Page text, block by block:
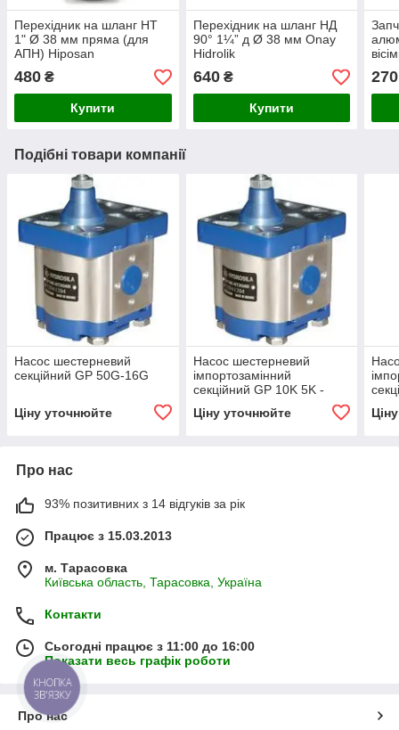
Перехідник на шланг НТ
1" Ø 38 мм пряма (для
АПН) Hiposan
480 ₴
Купити
Перехідник на шланг НД
90° 1¼” д Ø 38 мм Onay
Hidrolik
640₴
Купити
270
Подібні товари компанії
Насос шестерневий
секційний GP 50G-16G
Ціну уточнюйте
Насос шестерневий
імпортозамінний
секційний GP 10K 5K -
Ціну уточнюйте
Про нас
93% позитивних з 14 відгуків за рік
Працює з 15.03.2013
м. Тарасовка
Київська область, Тарасовка, Україна
Контакти
Сьогодні працює з 11:00 до 16:00
Показати весь графік роботи
Про нас
КНОПКА
ЗВ'ЯЗКУ